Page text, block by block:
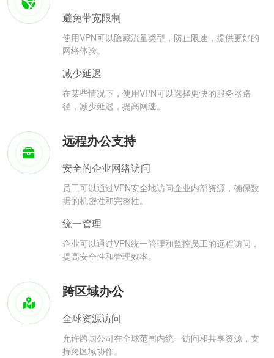
避免带宽限制
使用VPN可以隐藏流量类型，防止限速，提供更好的
网络体验。
减少延迟
在某些情况下，使用VPN可以选择更快的服务器路
径，减少延迟，提高网速。
远程办公支持
安全的企业网络访问
员工可以通过VPN安全地访问企业内部资源，确保数
据的机密性和完整性。
统一管理
企业可以通过VPN统一管理和监控员工的远程访问，
提高安全性和管理效率。
跨区域办公
全球资源访问
允许跨国公司在全球范围内统一访问和共享资源，支
持跨区域协作。